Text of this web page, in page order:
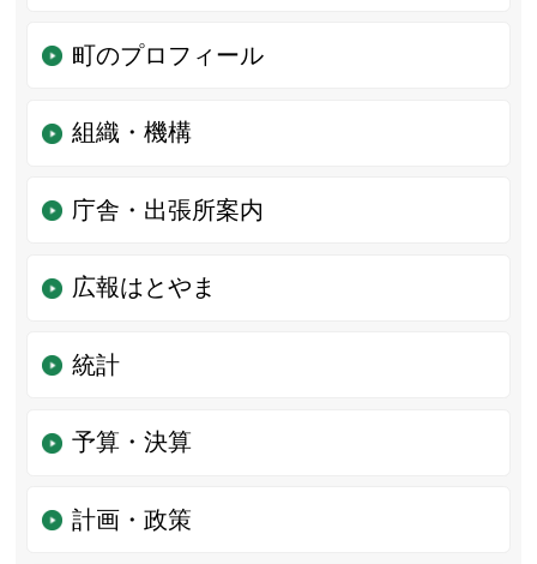
町のプロフィール
組織・機構
庁舎・出張所案内
広報はとやま
統計
予算・決算
計画・政策